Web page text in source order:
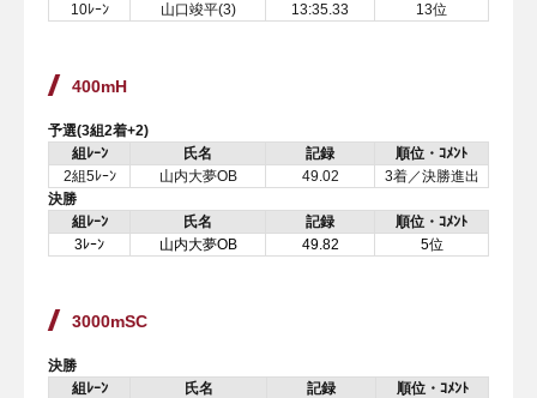
10ﾚｰﾝ
山口竣平(3) 13:35.33 13位
400mH
予選(3組2着+2)
組ﾚｰﾝ
氏名 記録
順位・ｺﾒﾝﾄ
2組5ﾚｰﾝ
山内大夢OB 49.02
3着／決勝進出
決勝
組ﾚｰﾝ
氏名 記録
順位・ｺﾒﾝﾄ
3ﾚｰﾝ
山内大夢OB 49.82 5位
3000mSC
決勝
組ﾚｰﾝ
氏名 記録 順位・ｺﾒﾝﾄ